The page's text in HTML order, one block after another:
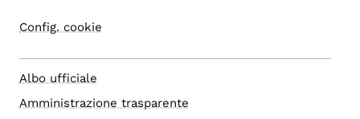
Config. cookie
Albo ufficiale
Amministrazione trasparente